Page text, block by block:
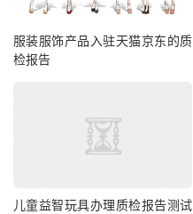
服装服饰产品入驻天猫京东的质
检报告
儿童益智玩具办理质检报告测试